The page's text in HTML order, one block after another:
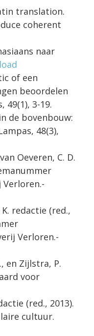
translation.
coherent
naar
of een
beoordelen
49(1), 3-19.
de bovenbouw:
48(3),
Oeveren, C. D.
Verloren.-
redactie (red.,
Verloren.-
en Zijlstra, P.
voor
(red., 2013).
cultuur.